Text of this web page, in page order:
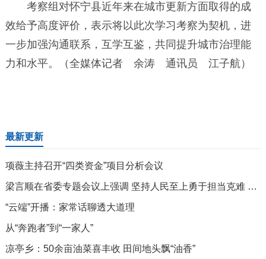
考察组对怀宁县近年来在城市更新方面取得的成
效给予高度评价，表示将以此次学习考察为契机，进
一步加强沟通联系，互学互鉴，共同提升城市治理能
力和水平。（全媒体记者 余涛 通讯员 江子航）
最新更新
项薇主持召开“四类资金”项目分析会议
梁言顺在省委专题会议上强调 坚持人民至上勇于担当克难 以正确政绩观指导推动信访积案化解 王清宪张西明唐良智出席
“云端”开播：家常话聊透大道理
从“奔跑者”到“一家人”
凉亭乡：50余亩油菜喜丰收 田间地头飘“油香”